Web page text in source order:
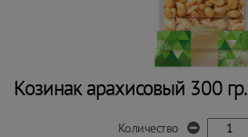
Козинак арахисовый 300 гр.
Количество